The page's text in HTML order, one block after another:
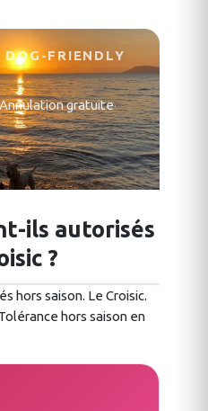
DOG-FRIENDLY
Annulation gratuite·
ils autorisés
?
hors saison. Le Croisic.
hors saison en